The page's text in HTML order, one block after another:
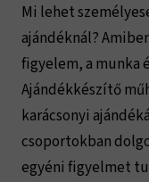
Mi lehet
ajándéknál?
figyelem, a munka
Ajándékkészítő
karácsonyi
csoportokban
egyéni figyelmet